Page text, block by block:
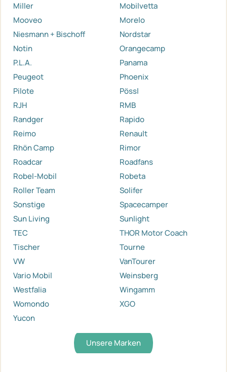
Miller
Mobilvetta
Mooveo
Morelo
Niesmann + Bischoff
Nordstar
Notin
Orangecamp
P.L.A.
Panama
Peugeot
Phoenix
Pilote
Pössl
RJH
RMB
Randger
Rapido
Reimo
Renault
Rhön Camp
Rimor
Roadcar
Roadfans
Robel-Mobil
Robeta
Roller Team
Solifer
Sonstige
Spacecamper
Sun Living
Sunlight
TEC
THOR Motor Coach
Tischer
Tourne
VW
VanTourer
Vario Mobil
Weinsberg
Westfalia
Wingamm
Womondo
XGO
Yucon
Unsere Marken